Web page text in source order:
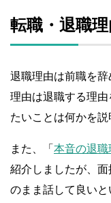
転職・退職
退職理由は前職を
理由は退職する理
たいことは何かを説
また、「 本音の退職
紹介しましたが、
のまま話して良いと